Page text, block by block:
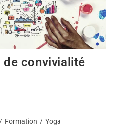
de convivialité
/ Formation / Yoga